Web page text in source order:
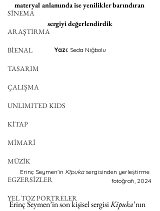
SİNEMA
ARAŞTIRMA
BİENAL
TASARIM
ÇALIŞMA
UNLIMITED KIDS
KİTAP
MİMARİ
MÜZİK
EGZERSİZLER
YEL TOZ PORTRELER
materyal anlamında ise yenilikler barındıran
sergiyi değerlendirdik
Yazı: Seda Niğbolu
Erinç Seymen'in Kīpuka sergisinden yerleştirme
fotoğrafı, 2024
Erinç Seymen’in son kişisel sergisi Kīpuka’nın